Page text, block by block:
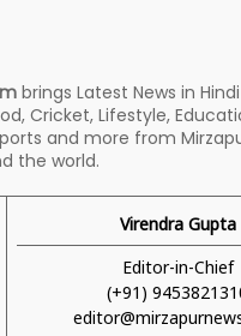
brings Latest News in
Cricket, Lifestyle,
and more from
the world.
Virendra Gupta
Editor-in-Chief
(+91)